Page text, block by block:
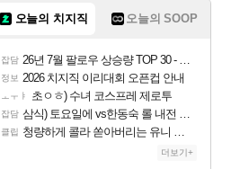
오늘의 치지직 오늘의 SOOP
잡담 26년 7월 팔로우 상승량 TOP 30 - 월간 치지직
정보 2026 치지직 이리대회 오픈컵 안내
ㅗㅜㅑ 초ㅇㅎ) 수녀 코스프레 제로투
잡담 삼식) 토요일에 vs한동숙 롤 내전 예정
클립 청량하게 콜라 쏟아버리는 유니 ㅋㅋㅋ
더보기+